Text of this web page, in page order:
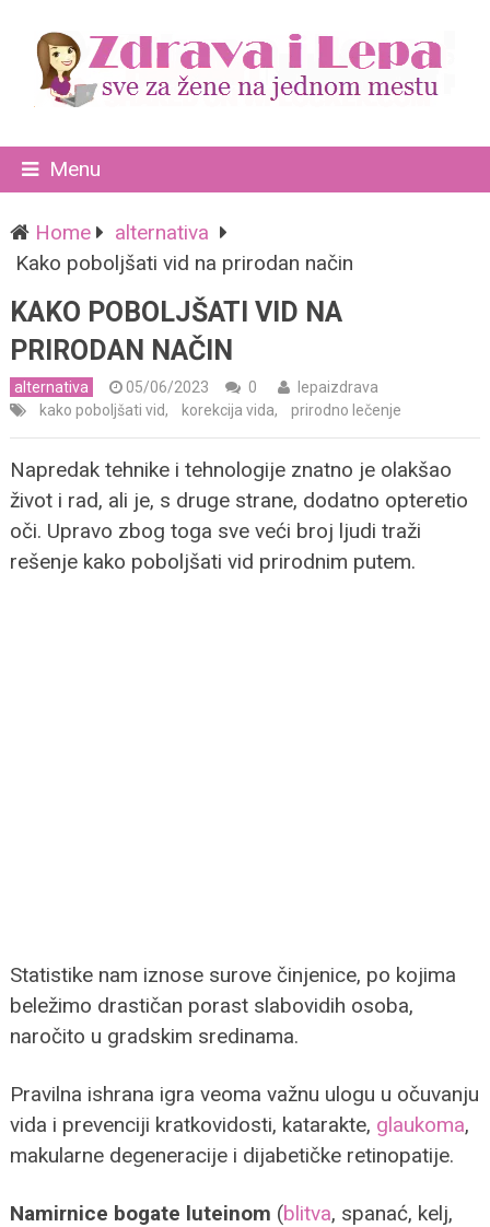
Menu
Home
alternativa
Kako poboljšati vid na prirodan način
KAKO POBOLJŠATI VID NA
PRIRODAN NAČIN
alternativa 05/06/2023 0
lepaizdrava
kako poboljšati vid, korekcija vida, prirodno lečenje
Napredak tehnike i tehnologije znatno je olakšao
život i rad, ali je, s druge strane, dodatno opteretio
oči. Upravo zbog toga sve veći broj ljudi traži
rešenje kako poboljšati vid prirodnim putem.
Statistike nam iznose surove činjenice, po kojima
beležimo drastičan porast slabovidih osoba,
naročito u gradskim sredinama.
Pravilna ishrana igra veoma važnu ulogu u očuvanju
vida i prevenciji kratkovidosti, katarakte, glaukoma,
makularne degeneracije i dijabetičke retinopatije.
Namirnice bogate luteinom (blitva, spanać, kelj,